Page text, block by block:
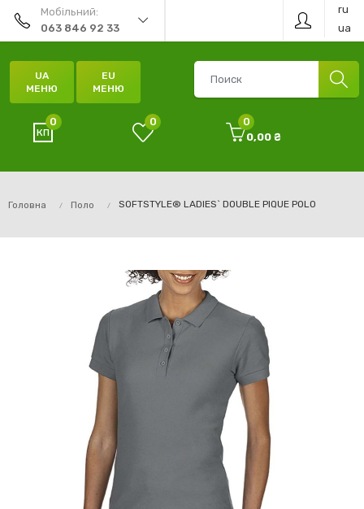
Мобільний:
063 846 92 33
ru
ua
UA
МЕНЮ
EU
МЕНЮ
0 0
0
0,00 ₴
Головна Поло SOFTSTYLE® LADIES` DOUBLE PIQUE POLO